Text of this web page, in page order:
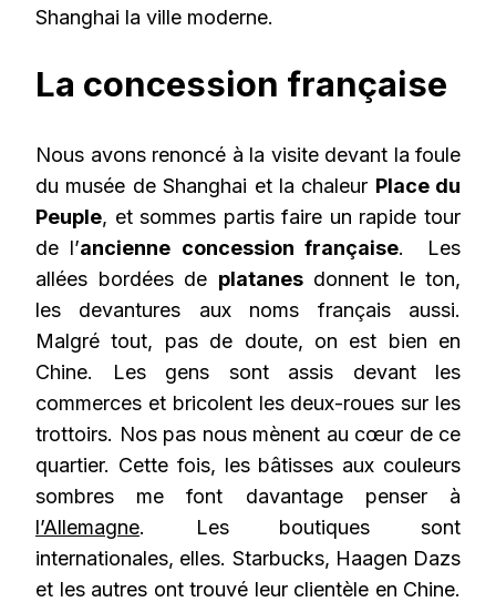
Shanghai la ville moderne.
La concession française
Nous avons renoncé à la visite devant la foule
du musée de Shanghai et la chaleur Place du
Peuple, et sommes partis faire un rapide tour
de l’ancienne concession française. Les
allées bordées de platanesdonnent le ton,
les devantures aux noms français aussi.
Malgré tout, pas de doute, on est bien en
Chine. Les gens sont assis devant les
commerces et bricolent les deux-roues sur les
trottoirs. Nos pas nous mènent au cœur de ce
quartier. Cette fois, les bâtisses aux couleurs
sombres me font davantage penser à
l’Allemagne. Les boutiques sont
internationales, elles. Starbucks, Haagen Dazs
et les autres ont trouvé leur clientèle en Chine.